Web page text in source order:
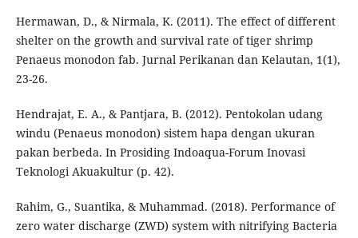
Hermawan, D., & Nirmala, K. (2011). The effect of different
shelter on the growth and survival rate of tiger shrimp
Penaeus monodon fab. Jurnal Perikanan dan Kelautan, 1(1),
23-26.
Hendrajat, E. A., & Pantjara, B. (2012). Pentokolan udang
windu (Penaeus monodon) sistem hapa dengan ukuran
pakan berbeda. In Prosiding Indoaqua-Forum Inovasi
Teknologi Akuakultur (p. 42).
Rahim, G., Suantika, & Muhammad. (2018). Performance of
zero water discharge (ZWD) system with nitrifying Bacteria